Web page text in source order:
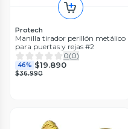
Protech
Manilla tirador perillón metálico
para puertas y rejas #2
0(0)
46% $19.890
$36.990